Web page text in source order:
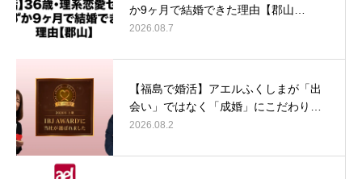
か9ヶ月で結婚できた理由【郡山…
2026.08.7
【福島で婚活】アエルふくしまが「出
会い」ではなく「成婚」にこだわり…
2026.08.2